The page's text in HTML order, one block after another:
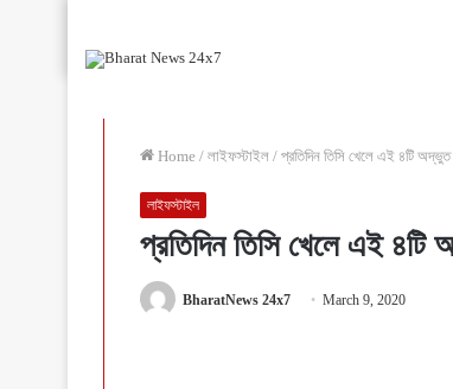
Home / লাইফস্টাইল / প্রতিদিন তিসি খেলে এই ৪টি
লাইফস্টাইল
প্রতিদিন তিসি খেলে এই ৪টি
BharatNews 24x7 March 9, 2020